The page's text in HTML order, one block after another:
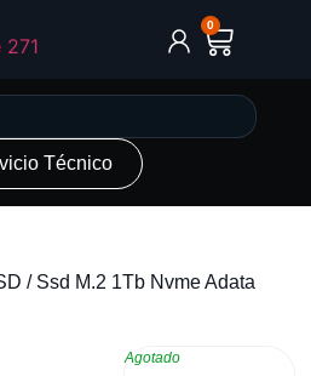
0
Técnico
/ Ssd M.2 1Tb Nvme Adata
Agotado